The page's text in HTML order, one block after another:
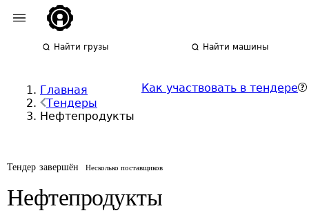
Найти грузы Найти машины
Главная
Тендеры
Нефтепродукты
Как участвовать в тендере
Тендер завершён Несколько поставщиков
Нефтепродукты